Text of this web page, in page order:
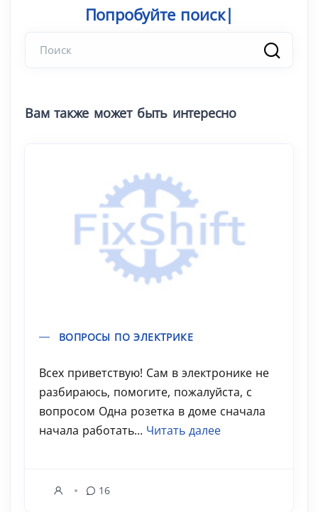
Попробуйте п|
Вам также может быть интересно
ВОПРОСЫ ПО ЭЛЕКТРИКЕ
Всех приветствую! Сам в электронике не
разбираюсь, помогите, пожалуйста, с
вопросом Одна розетка в доме сначала
начала работать... Читать далее
16